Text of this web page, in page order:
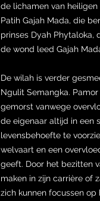
de lichamen van heiligen
Patih Gajah Mada, die
prinses Dyah Phytaloka,
de wond leed Gajah
De wilah is verder
Ngulit Semangka.
gemorst vanwege
de eigenaar altijd in een
levensbehoefte te
welvaart en een
geeft. Door het bezitten
maken in zijn carrière of
zich kunnen focussen